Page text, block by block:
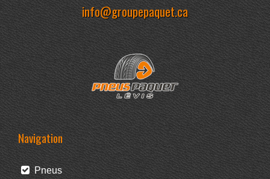
info@groupepaquet.ca
Navigation
Pneus